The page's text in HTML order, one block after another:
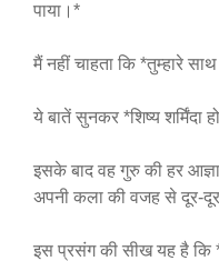
पाया।*
मैं नहीं चाहता कि *तुम्हारे
ये बातें सुनकर *शिष्य शर्मिंदा
इसके बाद वह गुरु की हर
अपनी कला की वजह से दूर-
इस प्रसंग की सीख यह है कि